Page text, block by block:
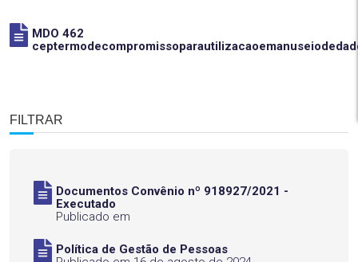
MDO 462
FILTRAR
Documentos Convênio nº 918927/2021 -
Executado
Publicado em
Política de Gestão de Pessoas